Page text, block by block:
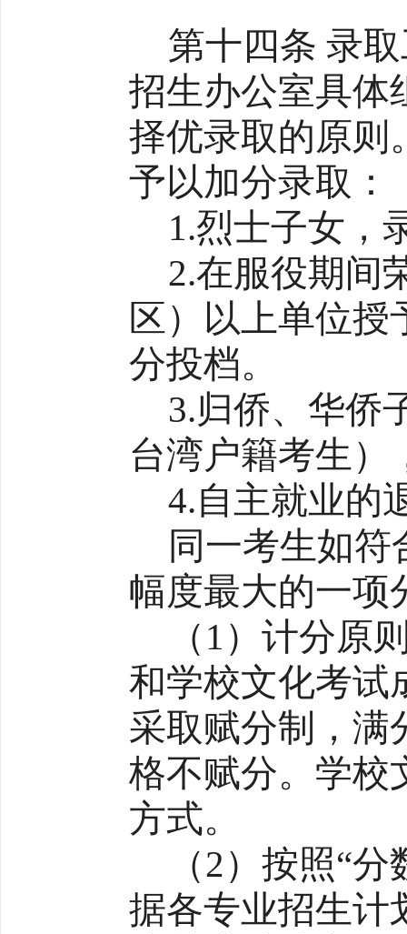
第十四条 录
招生办公室具体
择优录取的原则
予以加分录取：
1.烈士子女，
2.在服役期间
区）以上单位
分投档。
3.归侨、华侨
台湾户籍考生）
4.自主就业的
同一考生如
幅度最大的一项
（1）计分原
和学校文化考试
采取赋分制，满
格不赋分。学校
方式。
（2）按照“
据各专业招生计